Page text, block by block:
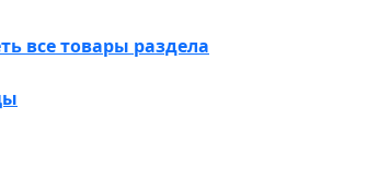
все товары раздела